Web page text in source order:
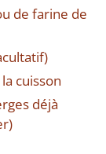
de farine de
cuisson
déjà